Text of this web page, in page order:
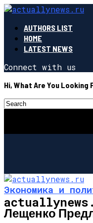
AUTHORS LIST
HOME
LATEST NEWS
Connect with us
Hi, What Are You Looking
Экономика и
Лещенко